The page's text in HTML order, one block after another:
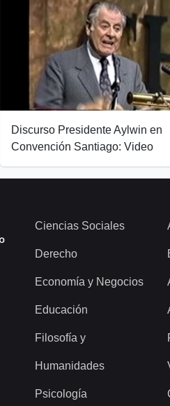
Discurso Presidente Aylwin en
Convención Santiago: Video
Ciencias Sociales
Derecho
Economía y Negocios
Educación
Filosofía y
Humanidades
Psicología